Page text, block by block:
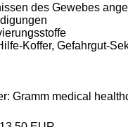
des Gewebes
Koffer, Gefahrgut-
Gramm medical